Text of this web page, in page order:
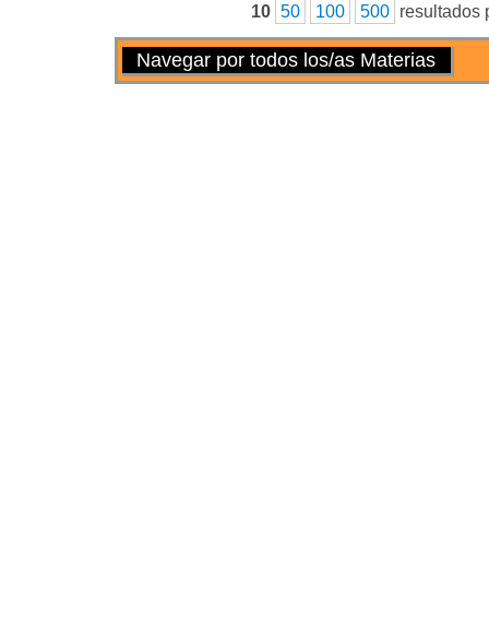
10 50 100 500 resultados
Acciones
Navegar por todos los/as Materias